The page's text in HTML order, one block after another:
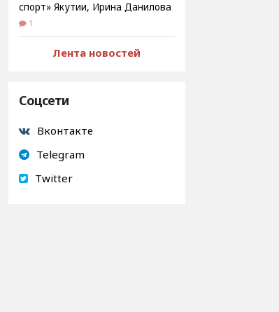
спорт» Якутии, Ирина Данилова
1
Лента новостей
Соцсети
Вконтакте
Telegram
Twitter